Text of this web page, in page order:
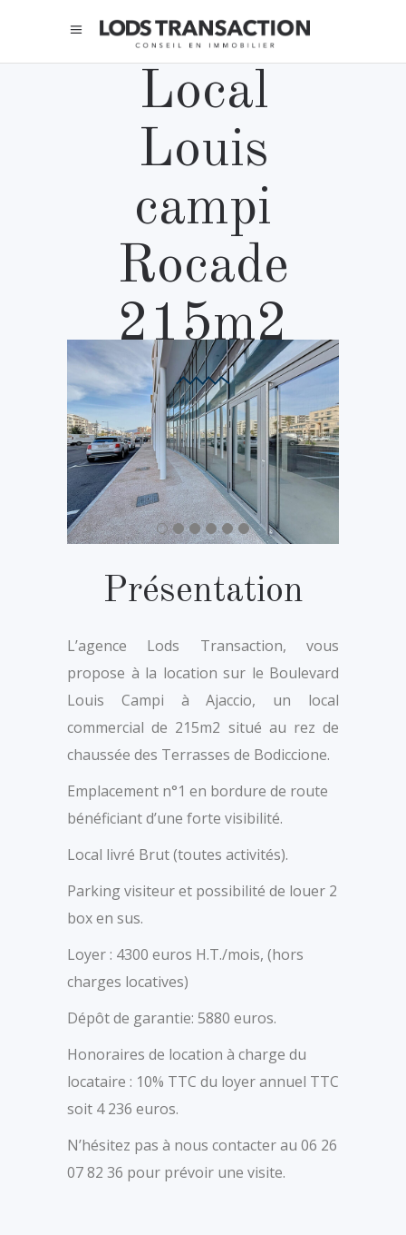
Local
Louis
campi
Rocade
215m2
Présentation
L’agence Lods Transaction, vous
propose à la location sur le Boulevard
Louis Campi à Ajaccio, un local
commercial de 215m2 situé au rez de
chaussée des Terrasses de Bodiccione.
Emplacement n°1 en bordure de route
bénéficiant d’une forte visibilité.
Local livré Brut (toutes activités).
Parking visiteur et possibilité de louer 2
box en sus.
Loyer : 4300 euros H.T./mois, (hors
charges locatives)
Dépôt de garantie: 5880 euros.
Honoraires de location à charge du
locataire : 10% TTC du loyer annuel TTC
soit 4 236 euros.
N’hésitez pas à nous contacter au 06 26
07 82 36 pour prévoir une visite.